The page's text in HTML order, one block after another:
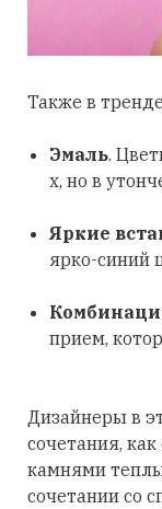
Также в
Эмаль.
х, но в
Яркие
ярко-синий
прием,
Дизайнеры в
сочетания,
камнями
сочетании со